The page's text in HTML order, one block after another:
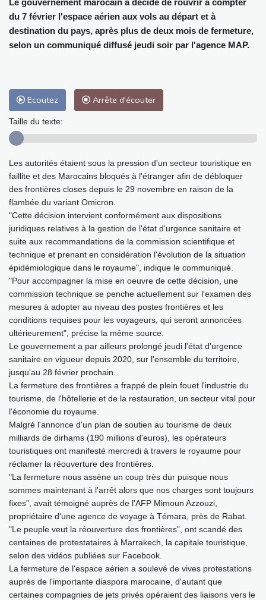
du 7 février l'espace aérien aux vols au départ et à
destination du pays, après plus de deux mois de fermeture,
selon un communiqué diffusé jeudi soir par l'agence MAP.
Ecoutez Arrête d'écouter
Taille du texte:
Les autorités étaient sous la pression d'un secteur touristique en
faillite et des Marocains bloqués à l'étranger afin de débloquer
des frontières closes depuis le 29 novembre en raison de la
flambée du variant Omicron.
"Cette décision intervient conformément aux dispositions
juridiques relatives à la gestion de l'état d'urgence sanitaire et
suite aux recommandations de la commission scientifique et
technique et prenant en considération l'évolution de la situation
épidémiologique dans le royaume", indique le communiqué.
"Pour accompagner la mise en oeuvre de cette décision, une
commission technique se penche actuellement sur l'examen des
mesures à adopter au niveau des postes frontières et les
conditions requises pour les voyageurs, qui seront annoncées
ultérieurement", précise la même source.
Le gouvernement a par ailleurs prolongé jeudi l'état d'urgence
sanitaire en vigueur depuis 2020, sur l'ensemble du territoire,
jusqu'au 28 février prochain.
La fermeture des frontières a frappé de plein fouet l'industrie du
tourisme, de l'hôtellerie et de la restauration, un secteur vital pour
l'économie du royaume.
Malgré l'annonce d'un plan de soutien au tourisme de deux
milliards de dirhams (190 millions d'euros), les opérateurs
touristiques ont manifesté mercredi à travers le royaume pour
réclamer la réouverture des frontières.
"La fermeture nous assène un coup très dur puisque nous
sommes maintenant à l'arrêt alors que nos charges sont toujours
fixes", avait témoigné auprès de l'AFP Mimoun Azzouzi,
propriétaire d'une agence de voyage à Témara, près de Rabat.
"Le peuple veut la réouverture des frontières", ont scandé des
centaines de protestataires à Marrakech, la capitale touristique,
selon des vidéos publiées sur Facebook.
La fermeture de l'espace aérien a soulevé de vives protestations
auprès de l'importante diaspora marocaine, d'autant que
certaines compagnies de jets privés opéraient des liaisons vers le